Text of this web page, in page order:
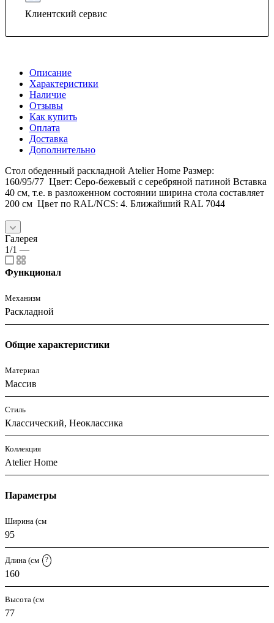
Клиентский сервис
Описание
Характеристики
Наличие
Отзывы
Как купить
Оплата
Доставка
Дополнительно
Стол обеденный раскладной Atelier Home Размер:
160/95/77 Цвет: Серо-бежевый с серебряной патиной Вставка
40 см, т.е. в разложенном состоянии ширина стола составляет
200 см Цвет по RAL/NCS: 4. Ближайший RAL 7044
Галерея
1/1 —
Функционал
Механизм
Раскладной
Общие характеристики
Материал
Массив
Стиль
Классический, Неоклассика
Коллекция
Atelier Home
Параметры
Ширина (см
95
Длина (см ?
160
Высота (см
77